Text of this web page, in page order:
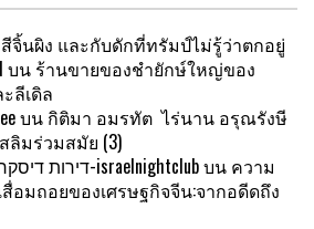
จิ้นผิง และกับดักที่ทรัมป์ไม่รู้ว่าตกอยู่
บน ร้านขายของชำยักษ์ใหญ่ของ
ลีเดิล
บน กิติมา อมรทัต ไร่นาน อรุณรังษี
มร่วมสมัย (3)
דירות דיסקרטיות בבאר שבע-israelnightclubบน ความ
อมถอยของเศรษฐกิจจีน:จากอดีดถึง